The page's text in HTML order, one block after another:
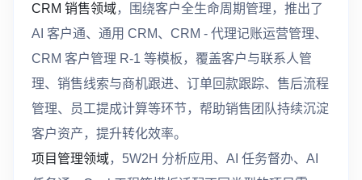
CRM 销售领域，围绕客户全生命周期管理，推出了
AI 客户通、通用 CRM、CRM - 代理记账运营管理、
CRM 客户管理 R-1 等模板，覆盖客户与联系人管
理、销售线索与商机跟进、订单回款跟踪、售后流程
管理、员工提成计算等环节，帮助销售团队持续沉淀
客户资产，提升转化效率。
项目管理领域，5W2H 分析应用、AI 任务督办、AI